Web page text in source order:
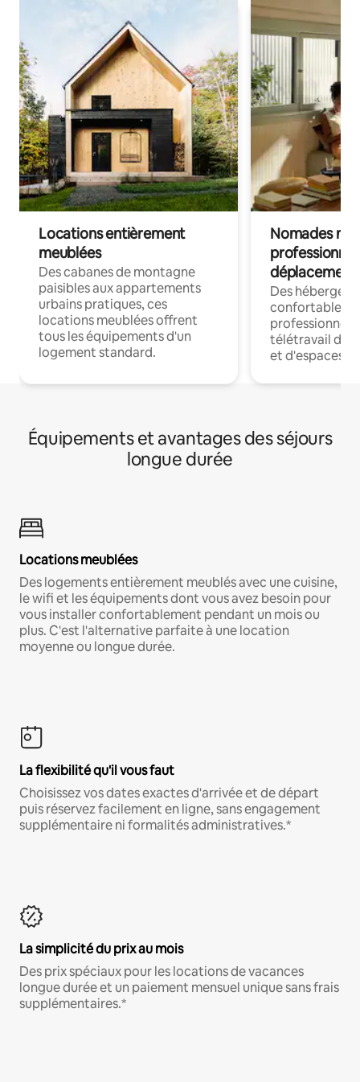
Locations entièrement
meublées
Des cabanes de montagne
paisibles aux appartements
urbains pratiques, ces
locations meublées offrent
tous les équipements d'un
logement standard.
Nomades
déplacement
Des
confortables
professionnels
télétravail
et d'espaces
Équipements et avantages des séjours
longue durée
Locations meublées
Des logements entièrement meublés avec une cuisine,
le wifi et les équipements dont vous avez besoin pour
vous installer confortablement pendant un mois ou
plus. C'est l'alternative parfaite à une location
moyenne ou longue durée.
La flexibilité qu'il vous faut
Choisissez vos dates exactes d'arrivée et de départ
puis réservez facilement en ligne, sans engagement
supplémentaire ni formalités administratives.*
La simplicité du prix au mois
Des prix spéciaux pour les locations de vacances
longue durée et un paiement mensuel unique sans frais
supplémentaires.*